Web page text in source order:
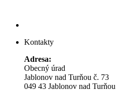
Kontakty
Adresa:
Obecný úrad
Jablonov nad Turňou č. 73
049 43 Jablonov nad Turňou